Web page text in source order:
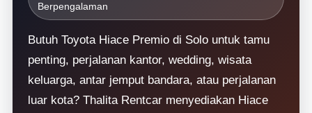
Berpengalaman
Butuh Toyota Hiace Premio di Solo untuk tamu
penting, perjalanan kantor, wedding, wisata
keluarga, antar jemput bandara, atau perjalanan
luar kota? Thalita Rentcar menyediakan Hiace